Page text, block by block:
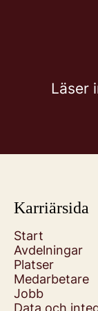
Läser
Karriärsida
Start
Avdelningar
Platser
Medarbetare
Jobb
Data och